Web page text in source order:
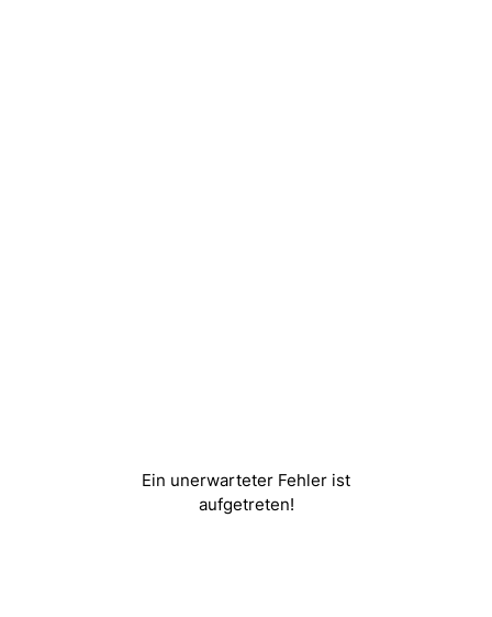
Ein unerwarteter Fehler ist
aufgetreten!